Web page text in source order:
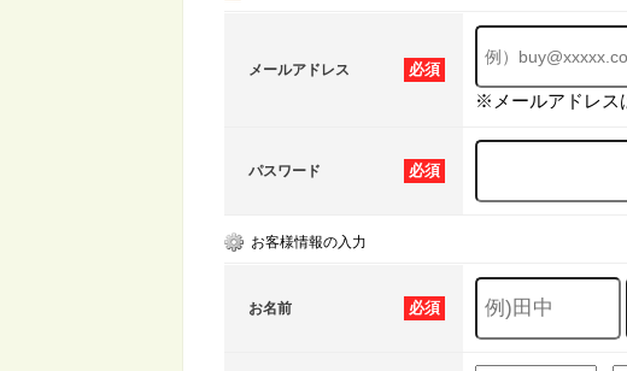
必須
メールアドレス
※メールアドレス
必須
パスワード
お客様情報の入力
必須
お名前